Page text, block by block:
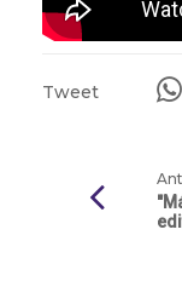
Tweet